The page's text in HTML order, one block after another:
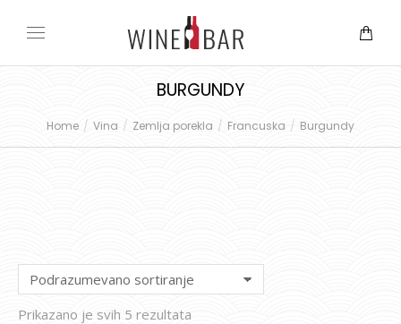
BURGUNDY
You are here:
Home Vina Zemlja porekla Francuska Burgundy
Prikazano je svih 5 rezultata